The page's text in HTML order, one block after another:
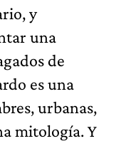
y
una
de
es una
urbanas,
mitología. Y